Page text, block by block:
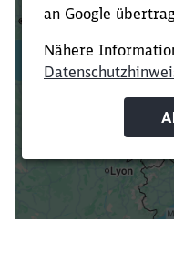
Verkürze die
oder